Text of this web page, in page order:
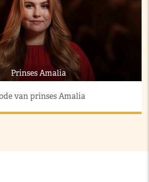
Prinses Amalia
van prinses Amalia